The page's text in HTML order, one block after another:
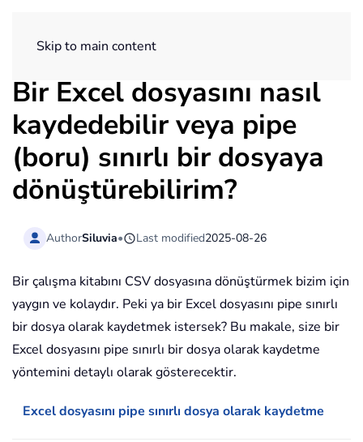
Skip to main content
Bir Excel dosyasını nasıl
kaydedebilir veya pipe
(boru) sınırlı bir dosyaya
dönüştürebilirim?
AuthorSiluvia• Last modified2025-08-26
Bir çalışma kitabını CSV dosyasına dönüştürmek bizim için
yaygın ve kolaydır. Peki ya bir Excel dosyasını pipe sınırlı
bir dosya olarak kaydetmek istersek? Bu makale, size bir
Excel dosyasını pipe sınırlı bir dosya olarak kaydetme
yöntemini detaylı olarak gösterecektir.
Excel dosyasını pipe sınırlı dosya olarak kaydetme